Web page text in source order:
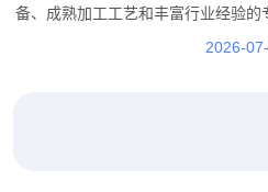
备、成熟加工工艺和丰富行业经验的
际使用需求提供个
2026-